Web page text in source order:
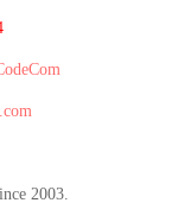
2003.